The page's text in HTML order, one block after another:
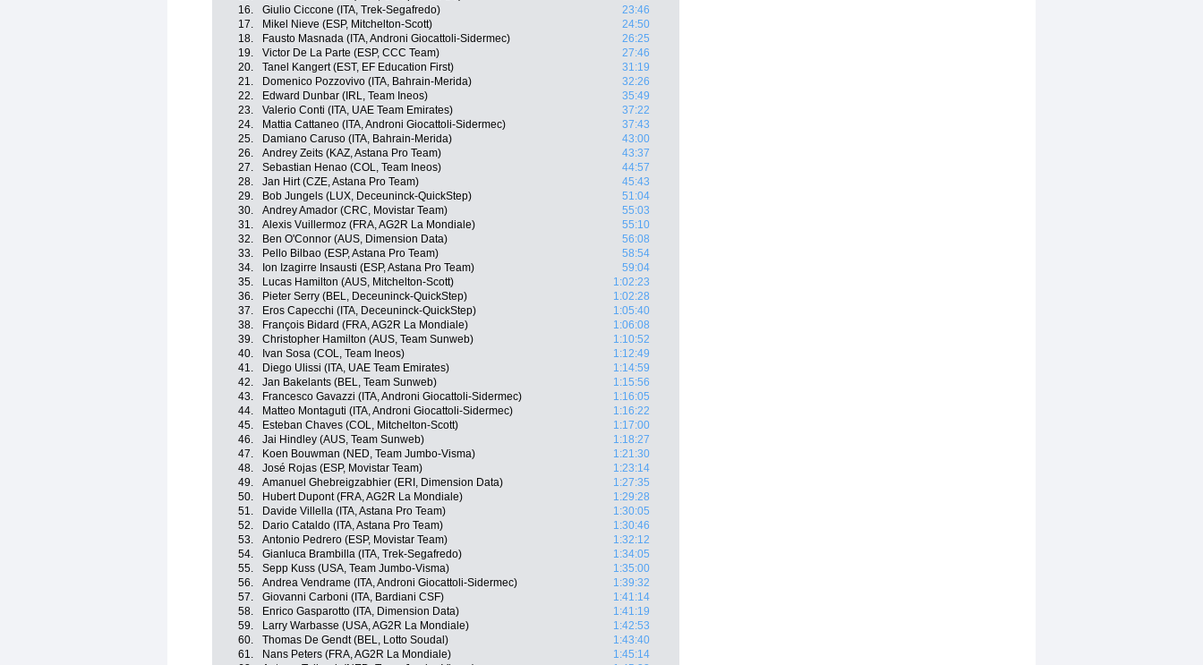
16.
Giulio Ciccone (ITA, Trek-Segafredo)
23:46
17.
Mikel Nieve (ESP, Mitchelton-Scott)
24:50
18.
Fausto Masnada (ITA, Androni Giocattoli-Sidermec)
26:25
19.
Victor De La Parte (ESP, CCC Team)
27:46
20.
Tanel Kangert (EST, EF Education First)
31:19
21.
Domenico Pozzovivo (ITA, Bahrain-Merida)
32:26
22.
Edward Dunbar (IRL, Team Ineos)
35:49
23.
Valerio Conti (ITA, UAE Team Emirates)
37:22
24.
Mattia Cattaneo (ITA, Androni Giocattoli-Sidermec)
37:43
25.
Damiano Caruso (ITA, Bahrain-Merida)
43:00
26.
Andrey Zeits (KAZ, Astana Pro Team)
43:37
27.
Sebastian Henao (COL, Team Ineos)
44:57
28.
Jan Hirt (CZE, Astana Pro Team)
45:43
29.
Bob Jungels (LUX, Deceuninck-QuickStep)
51:04
30.
Andrey Amador (CRC, Movistar Team)
55:03
31.
Alexis Vuillermoz (FRA, AG2R La Mondiale)
55:10
32.
Ben O'Connor (AUS, Dimension Data)
56:08
33.
Pello Bilbao (ESP, Astana Pro Team)
58:54
34.
Ion Izagirre Insausti (ESP, Astana Pro Team)
59:04
35.
Lucas Hamilton (AUS, Mitchelton-Scott)
1:02:23
36.
Pieter Serry (BEL, Deceuninck-QuickStep)
1:02:28
37.
Eros Capecchi (ITA, Deceuninck-QuickStep)
1:05:40
38.
François Bidard (FRA, AG2R La Mondiale)
1:06:08
39.
Christopher Hamilton (AUS, Team Sunweb)
1:10:52
40.
Ivan Sosa (COL, Team Ineos)
1:12:49
41.
Diego Ulissi (ITA, UAE Team Emirates)
1:14:59
42.
Jan Bakelants (BEL, Team Sunweb)
1:15:56
43.
Francesco Gavazzi (ITA, Androni Giocattoli-Sidermec)
1:16:05
44.
Matteo Montaguti (ITA, Androni Giocattoli-Sidermec)
1:16:22
45.
Esteban Chaves (COL, Mitchelton-Scott)
1:17:00
46.
Jai Hindley (AUS, Team Sunweb)
1:18:27
47.
Koen Bouwman (NED, Team Jumbo-Visma)
1:21:30
48.
José Rojas (ESP, Movistar Team)
1:23:14
49.
Amanuel Ghebreigzabhier (ERI, Dimension Data)
1:27:35
50.
Hubert Dupont (FRA, AG2R La Mondiale)
1:29:28
51.
Davide Villella (ITA, Astana Pro Team)
1:30:05
52.
Dario Cataldo (ITA, Astana Pro Team)
1:30:46
53.
Antonio Pedrero (ESP, Movistar Team)
1:32:12
54.
Gianluca Brambilla (ITA, Trek-Segafredo)
1:34:05
55.
Sepp Kuss (USA, Team Jumbo-Visma)
1:35:00
56.
Andrea Vendrame (ITA, Androni Giocattoli-Sidermec)
1:39:32
57.
Giovanni Carboni (ITA, Bardiani CSF)
1:41:14
58.
Enrico Gasparotto (ITA, Dimension Data)
1:41:19
59.
Larry Warbasse (USA, AG2R La Mondiale)
1:42:53
60.
Thomas De Gendt (BEL, Lotto Soudal)
1:43:40
61.
Nans Peters (FRA, AG2R La Mondiale)
1:45:14